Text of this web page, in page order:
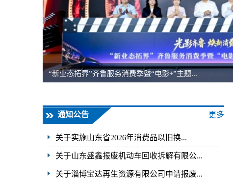
“新业态拓界”齐鲁服务消费季暨“电影+”主题...
通知公告 更多
关于实施山东省2026年消费品以旧换...
关于山东盛鑫报废机动车回收拆解有限公...
关于淄博宝达再生资源有限公司申请报废...